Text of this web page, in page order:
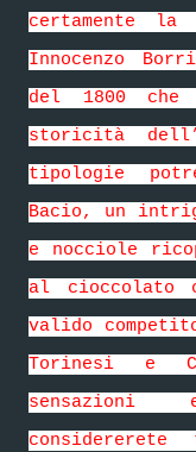
certamente
Innocenzo
del 1800 che
storicità
tipologie
Bacio, un
e nocciole
al cioccolato
valido
Torinesi e
sensazioni